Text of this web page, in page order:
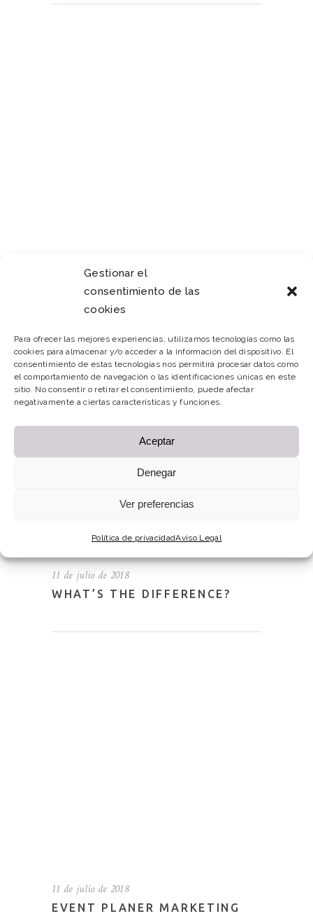
Gestionar el
consentimiento de las
cookies
Para ofrecer las mejores experiencias, utilizamos tecnologías como las
cookies para almacenar y/o acceder a la información del dispositivo. El
consentimiento de estas tecnologías nos permitirá procesar datos como
el comportamiento de navegación o las identificaciones únicas en este
sitio. No consentir o retirar el consentimiento, puede afectar
negativamente a ciertas características y funciones.
Aceptar
Denegar
Ver preferencias
Política de privacidadAviso Legal
FREEDOM FROM ALL FEARS
11 de julio de 2018
WHAT’S THE DIFFERENCE?
11 de julio de 2018
EVENT PLANER MARKETING